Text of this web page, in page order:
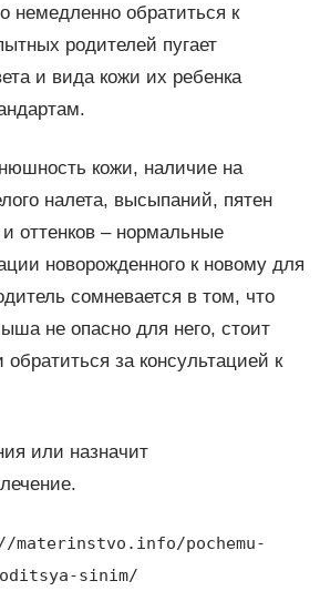
немедленно обратиться к
родителей пугает
и вида кожи их ребенка
кожи, наличие на
налета, высыпаний, пятен
оттенков – нормальные
новорожденного к новому для
сомневается в том, что
не опасно для него, стоит
обратиться за консультацией к
или назначит
pochemu-
sinim/